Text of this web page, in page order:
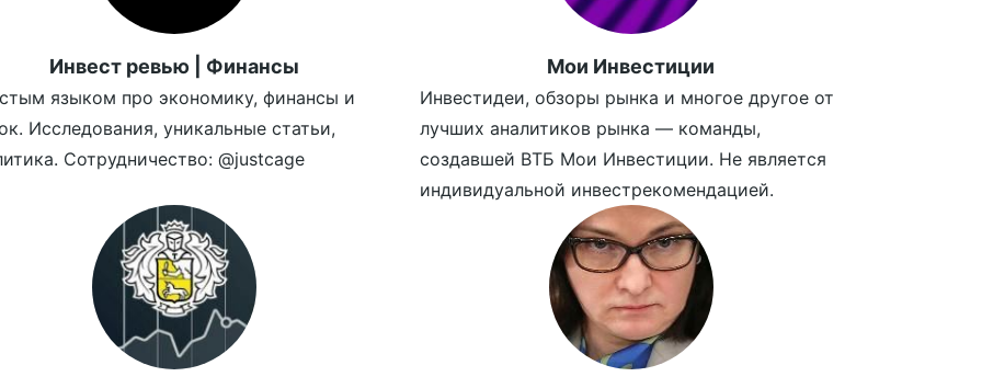
Инвест ревью | Финансы
языком про экономику, финансы и
Исследования, уникальные статьи,
Сотрудничество: @justcage
Мои Инвестиции
Инвестидеи, обзоры рынка и многое другое от
лучших аналитиков рынка — команды,
создавшей ВТБ Мои Инвестиции. Не является
индивидуальной инвестрекомендацией.